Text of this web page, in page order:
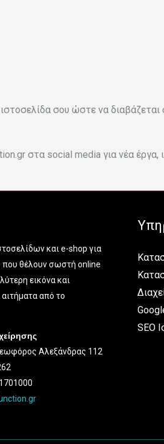
σου ώστε να
στα social media για νέα
και e-shop για
που θέλουν σωστή online
εικόνα και
από το
Αλεξάνδρας 112
SEO